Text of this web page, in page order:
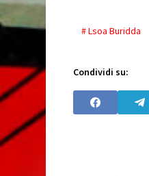
# Lsoa Buridda
Condividi su: